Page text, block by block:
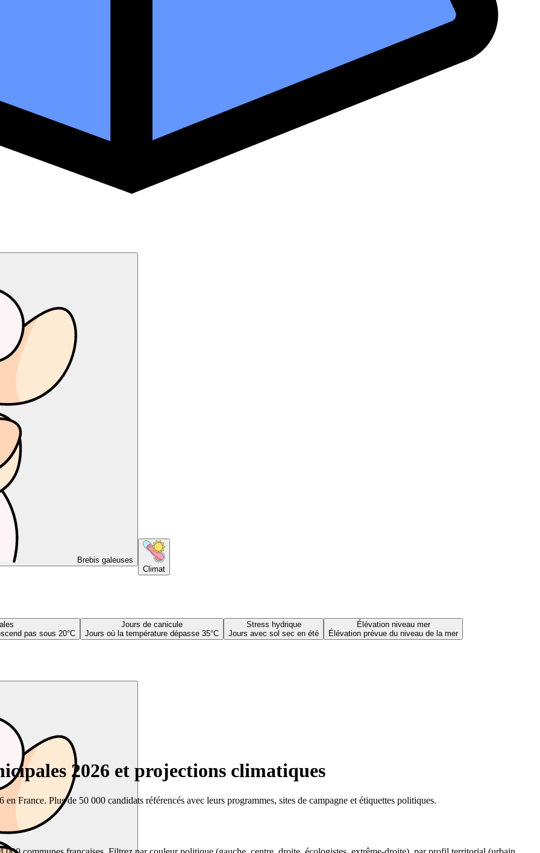
Brebis galeuses
Climat
pas sous 20°C
Jours de canicule
Jours où la température dépasse 35°C
Stress hydrique
Jours avec sol sec en été
Élévation niveau mer
Élévation prévue du niveau de la mer
2026 et projections climatiques
France. Plus de 50 000 candidats référencés avec leurs programmes, sites de campagne et étiquettes politiques.